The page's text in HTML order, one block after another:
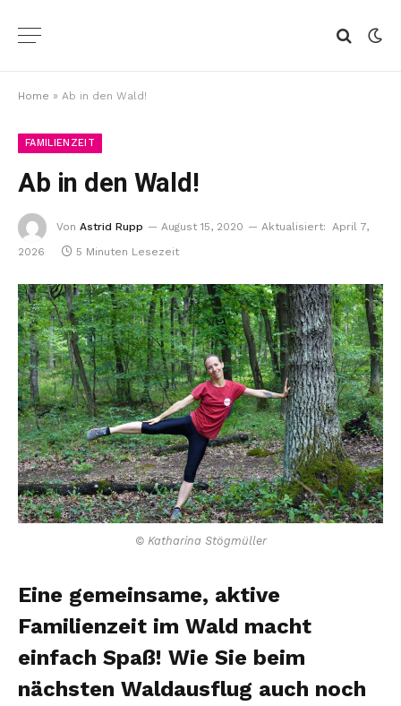
Home » Ab in den Wald!
FAMILIENZEIT
Ab in den Wald!
Von Astrid Rupp August 15, 2020 Aktualisiert: April 7,
2026
5 Minuten Lesezeit
© Katharina Stögmüller
Eine gemeinsame, aktive
Familienzeit im Wald macht
einfach Spaß! Wie Sie beim
nächsten Waldausflug auch noch